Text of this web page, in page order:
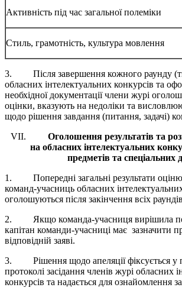
Активність під час загальної полеміки
Стиль, грамотність, культура мовлення
3. Після завершення кожного раунду
обласних інтелектуальних конкурсів та
необхідної документації члени журі
оцінки, вказують на недоліки та
щодо рішення завдання (питання, задачі)
Оголошення результатів та
на обласних інтелектуальних
предметів та спеціальних
1. Попередні загальні результати
команд-учасниць обласних
оголошуються після закінчення всіх
2. Якщо команда-учасниця вирішила
капітан команди-учасниці має зазначити
відповідній заяві.
3. Рішення щодо апеляції фіксується у
протоколі засідання членів журі обласних
конкурсів та надається для ознайомлення